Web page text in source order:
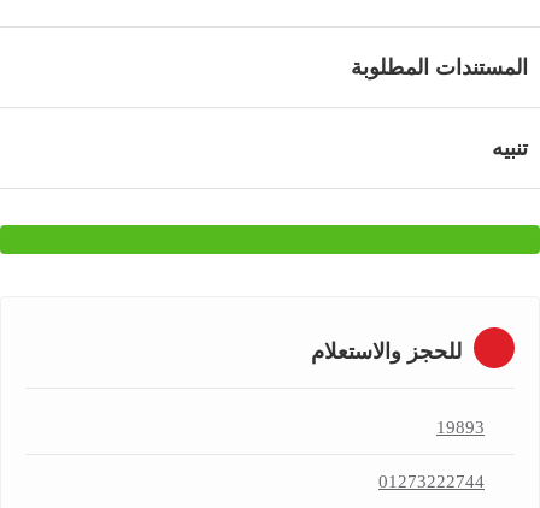
المستندات المطلوبة
تنبيه
للحجز والاستعلام
19893
01273222744